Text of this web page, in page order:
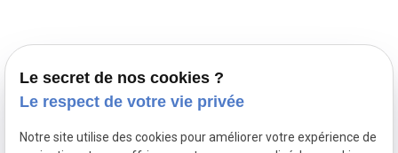
Le secret de nos cookies ?
Le respect de votre vie privée
Notre site utilise des cookies pour améliorer votre expérience de